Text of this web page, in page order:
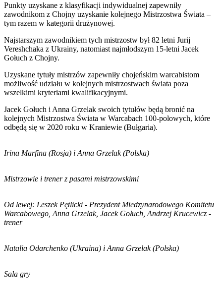
Punkty uzyskane z klasyfikacji indywidualnej zapewniły
zawodnikom z Chojny uzyskanie kolejnego Mistrzostwa Świata –
tym razem w kategorii drużynowej.
Najstarszym zawodnikiem tych mistrzostw był 82 letni Jurij
Vereshchaka z Ukrainy, natomiast najmłodszym 15-letni Jacek
Gołuch z Chojny.
Uzyskane tytuły mistrzów zapewniły chojeńskim warcabistom
możliwość udziału w kolejnych mistrzostwach świata poza
wszelkimi kryteriami kwalifikacyjnymi.
Jacek Gołuch i Anna Grzelak swoich tytułów będą bronić na
kolejnych Mistrzostwa Świata w Warcabach 100-polowych, które
odbędą się w 2020 roku w Kraniewie (Bułgaria).
Irina Marfina (Rosja) i Anna Grzelak (Polska)
Mistrzowie i trener z pasami mistrzowskimi
Od lewej: Leszek Pętlicki - Prezydent Miedzynarodowego Komitetu
Warcabowego, Anna Grzelak, Jacek Gołuch, Andrzej Krucewicz -
trener
Natalia Odarchenko (Ukraina) i Anna Grzelak (Polska)
Sala gry